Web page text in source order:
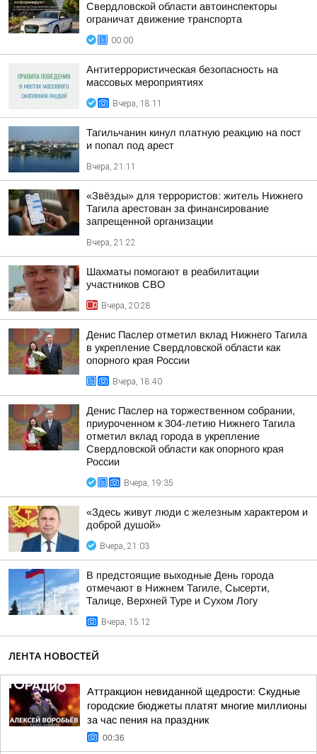
Свердловской области автоинспекторы
ограничат движение транспорта
00:00
Антитеррористическая безопасность на
массовых мероприятиях
Вчера, 18:11
Тагильчанин кинул платную реакцию на пост
и попал под арест
Вчера, 21:11
«Звёзды» для террористов: житель Нижнего
Тагила арестован за финансирование
запрещенной организации
Вчера, 21:22
Шахматы помогают в реабилитации
участников СВО
Вчера, 20:28
Денис Паслер отметил вклад Нижнего Тагила
в укрепление Свердловской области как
опорного края России
Вчера, 18:40
Денис Паслер на торжественном собрании,
приуроченном к 304-летию Нижнего Тагила
отметил вклад города в укрепление
Свердловской области как опорного края
России
Вчера, 19:35
«Здесь живут люди с железным характером и
доброй душой»
Вчера, 21:03
В предстоящие выходные День города
отмечают в Нижнем Тагиле, Сысерти,
Талице, Верхней Туре и Сухом Логу
Вчера, 15:12
ЛЕНТА НОВОСТЕЙ
Аттракцион невиданной щедрости: Скудные
городские бюджеты платят многие миллионы
за час пения на праздник
00:36